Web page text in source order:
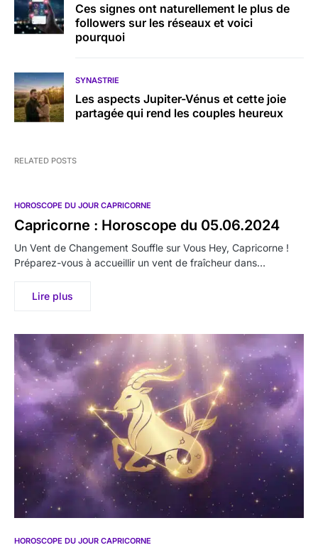
Ces signes ont naturellement le plus de
followers sur les réseaux et voici
pourquoi
SYNASTRIE
Les aspects Jupiter-Vénus et cette joie
partagée qui rend les couples heureux
RELATED POSTS
HOROSCOPE DU JOUR CAPRICORNE
Capricorne : Horoscope du 05.06.2024
Un Vent de Changement Souffle sur Vous Hey, Capricorne !
Préparez-vous à accueillir un vent de fraîcheur dans…
Lire plus
HOROSCOPE DU JOUR CAPRICORNE